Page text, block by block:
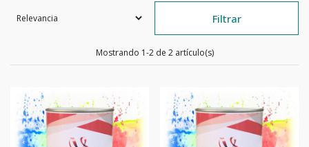
Filtrar
Mostrando 1-2 de 2 artículo(s)